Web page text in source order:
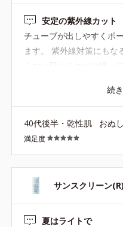
※容器をよく振ってからご使
●無油分、無香料 ●バリアベ
る紫外線〔UV-A・B〕散乱剤
ーエキス配合＝保湿成分 ●
＝肌なじみ向上粉体 ●ハイブ
上がり・化粧持ち向上粉体
*1 酸化チタン、水酸化Ａｌ
水、ＢＧ *2 酸化チタン、酸
等の空気中の物質 *4 ホウ
*5 酸化チタン、トリメトキ
ズ *6 シリル化シリカ
安定の紫外線カット
チューブが出しやすくポ
ます。 紫外線対策にもな
続
40代後半・乾性肌 おぬ
満足度
サンスクリーン
夏はライトで